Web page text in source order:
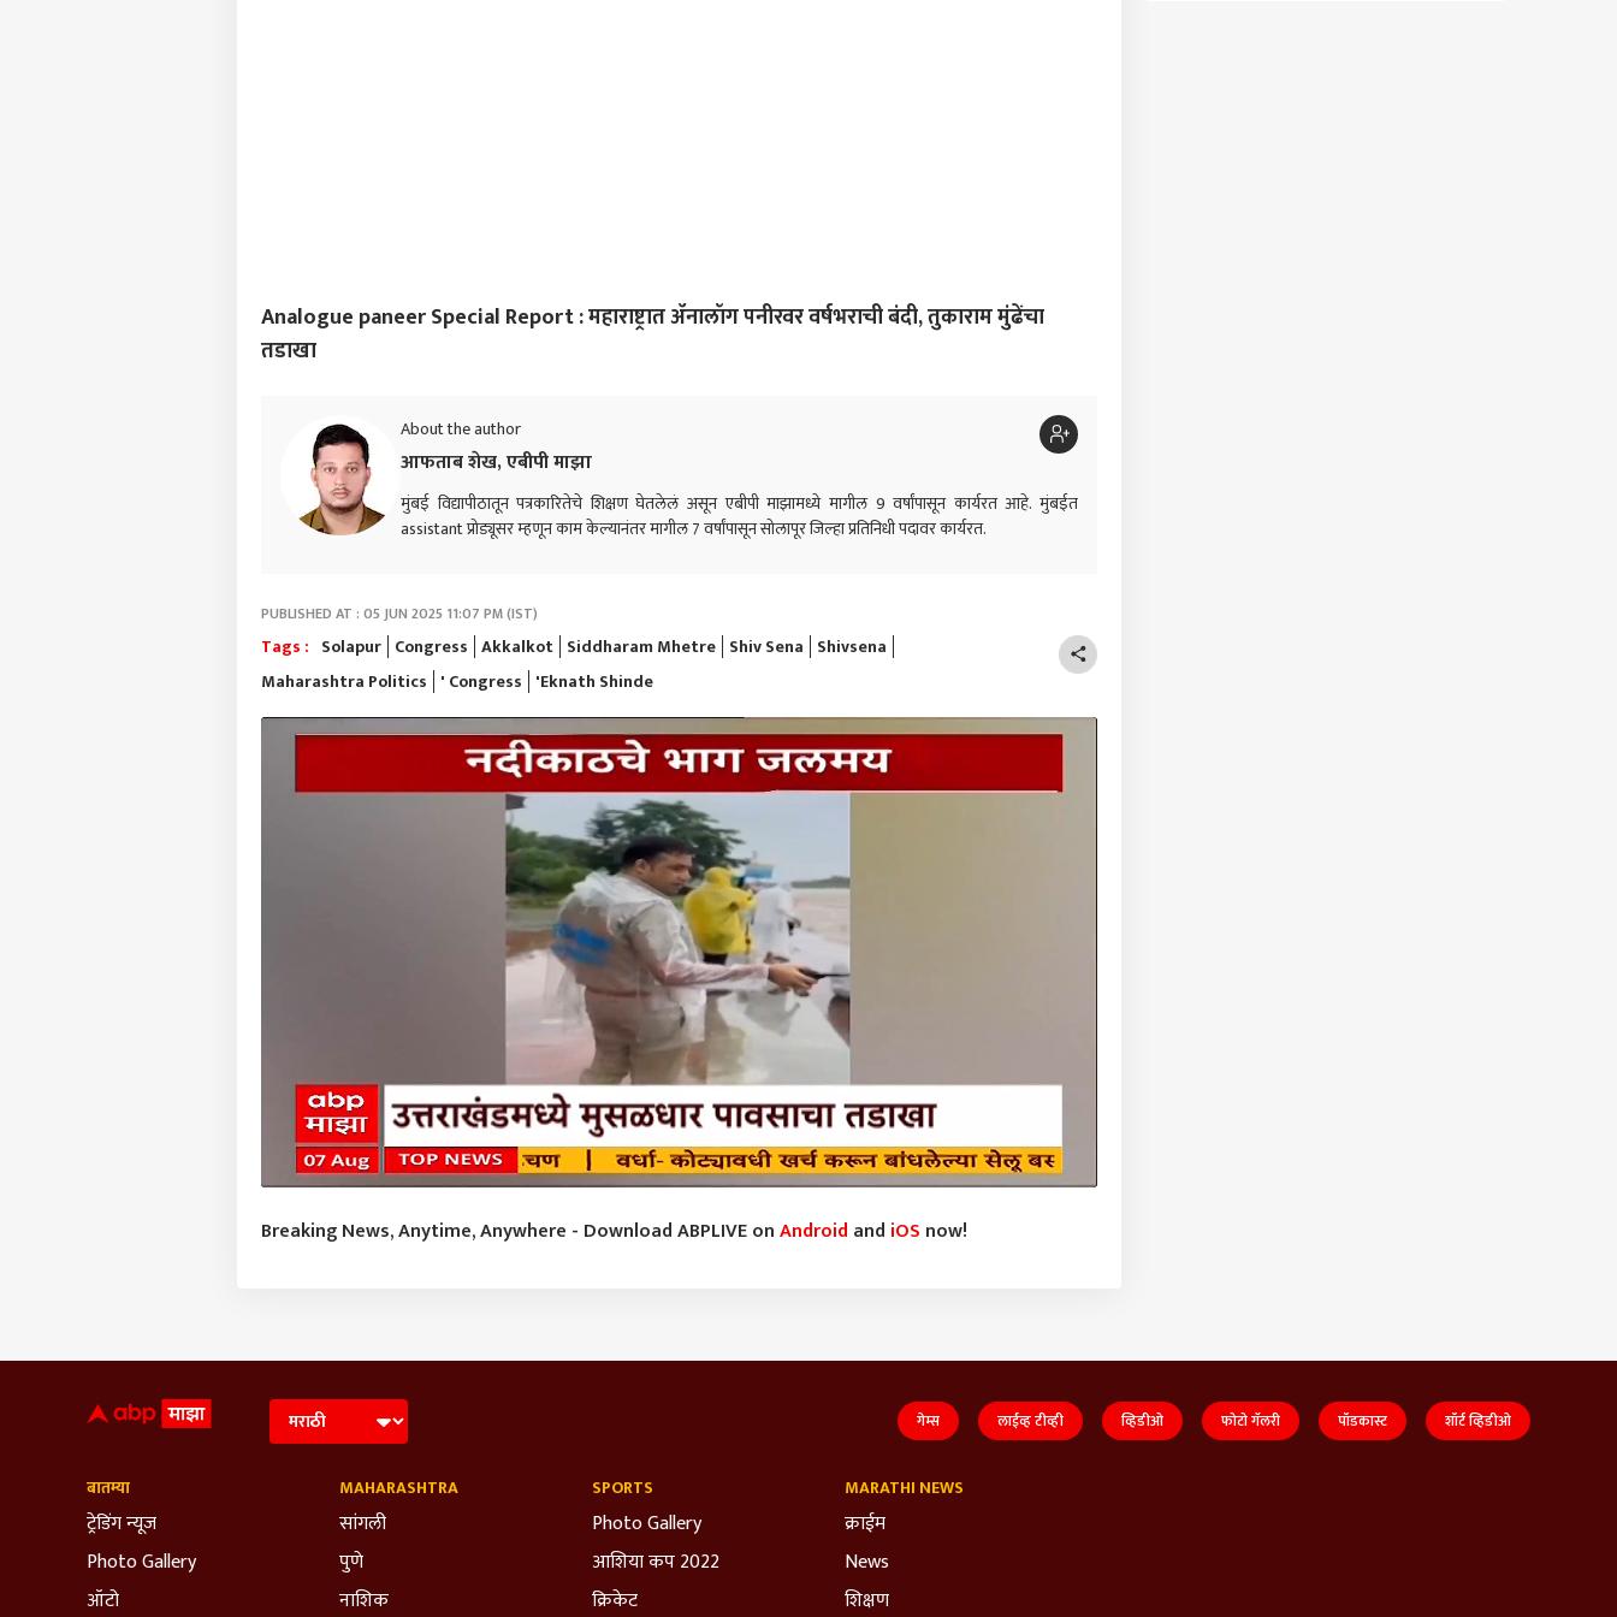
Analogue paneer Special Report : महाराष्ट्रात ॲनालॉग पनीरवर वर्षभराची बंदी, तुकाराम मुंढेंचा
तडाखा
About the author
आफताब शेख, एबीपी माझा
मुंबई विद्यापीठातून पत्रकारितेचे शिक्षण घेतलेलं असून एबीपी माझामध्ये मागील 9 वर्षांपासून कार्यरत आहे. मुंबईत
assistant प्रोड्यूसर म्हणून काम केल्यानंतर मागील 7 वर्षांपासून सोलापूर जिल्हा प्रतिनिधी पदावर कार्यरत.
PUBLISHED AT : 05 JUN 2025 11:07 PM (IST)
Tags : Solapur Congress Akkalkot Siddharam Mhetre Shiv Sena Shivsena
Maharashtra Politics ' Congress 'Eknath Shinde
Breaking News, Anytime, Anywhere - Download ABPLIVE onAndroid and iOS now!
गेम्स लाईव्ह टीव्ही व्हिडीओ फोटो गॅलरी पॉडकास्ट शॉर्ट व्हिडीओ
बातम्या
ट्रेडिंग न्यूज
Photo Gallery
ऑटो
MAHARASHTRA
सांगली
पुणे
नाशिक
SPORTS
Photo Gallery
आशिया कप 2022
क्रिकेट
MARATHI NEWS
क्राईम
News
शिक्षण